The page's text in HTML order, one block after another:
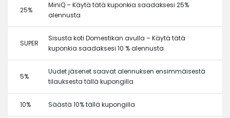
25%
MiniQ – Käytä tätä kuponkia saadaksesi 25%
alennusta
SUPER
Sisusta koti Domestikan avulla – Käytä tätä
kuponkia saadaksesi 10 % alennusta
5%
Uudet jäsenet saavat alennuksen ensimmäisestä
tilauksesta tällä kupongilla
10% Säästä 10% tällä kupongilla